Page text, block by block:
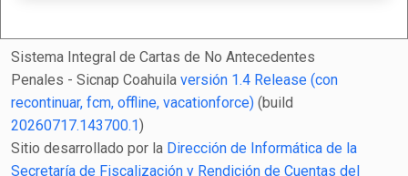
Sistema Integral de Cartas de No Antecedentes
Penales - Sicnap Coahuila versión 1.4 Release (con
recontinuar, fcm, offline, vacationforce) (build
20260717.143700.1)
Sitio desarrollado por la Dirección de Informática de la
Secretaría de Fiscalización y Rendición de Cuentas del